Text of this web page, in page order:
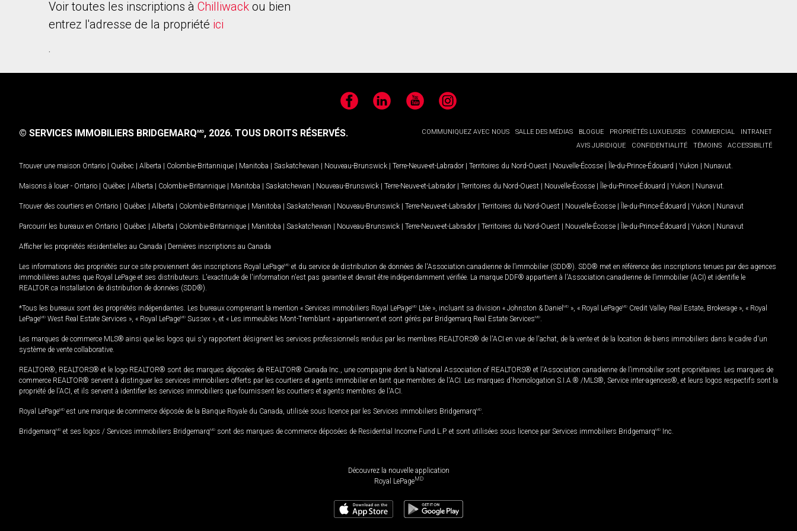
Voir toutes les inscriptions à Chilliwack ou bien
entrez l'adresse de la propriété ici
.
FacebookLinkedIn YouTubeInstagram
COMMUNIQUEZ AVEC NOUS SALLE DES MÉDIAS BLOGUE PROPRIÉTÉS LUXUEUSES COMMERCIAL
INTRANET
AVIS JURIDIQUE
CONFIDENTIALITÉ TÉMOINS ACCESSIBILITÉ
© SERVICES IMMOBILIERS BRIDGEMARQMD, 2026. TOUS DROITS RÉSERVÉS.
Trouver une maison Ontario | Québec | Alberta | Colombie-Britannique | Manitoba | Saskatchewan | Nouveau-Brunswick | Terre-Neuve-et-Labrador | Territoires du Nord-Ouest | Nouvelle-Écosse | Île-du-Prince-Édouard | Yukon | Nunavut
Maisons à louer - Ontario | Québec | Alberta | Colombie-Britannique | Manitoba | Saskatchewan | Nouveau-Brunswick | Terre-Neuve-et-Labrador | Territoires du Nord-Ouest | Nouvelle-Écosse | Île-du-Prince-Édouard | Yukon | Nunavut
Trouver des courtiers en Ontario | Québec | Alberta | Colombie-Britannique | Manitoba | Saskatchewan | Nouveau-Brunswick | Terre-Neuve-et-Labrador | Territoires du Nord-Ouest | Nouvelle-Écosse | Île-du-Prince-Édouard | Yukon | Nunavut
Parcourir les bureaux en Ontario | Québec | Alberta | Colombie-Britannique | Manitoba | Saskatchewan | Nouveau-Brunswick | Terre-Neuve-et-Labrador | Territoires du Nord-Ouest | Nouvelle-Écosse | Île-du-Prince-Édouard | Yukon | Nunavut
Afficher les propriétés résidentielles au Canada | Dernières inscriptions au Canada
Les informations des propriétés sur ce site proviennent des inscriptions Royal LePageMD et du service de distribution de données de l'Association canadienne de l’immobilier (SDD®). SDD® met en référence des inscriptions tenues par des agences
immobilières autres que Royal LePage et ses distributeurs. L'exactitude de l'information n'est pas garantie et devrait être indépendamment vérifiée. La marque DDF® appartient à l'Association canadienne de l’immobilier (ACI) et identifie le
REALTOR.ca Installation de distribution de données (SDD®).
*Tous les bureaux sont des propriétés indépendantes. Les bureaux comprenant la mention « Services immobiliers Royal LePageMD Ltée », incluant sa division « Johnston & Daniel MD », « Royal LePageMD Credit Valley Real Estate, Brokerage », « Royal
LePageMD West Real Estate Services », « Royal LePageMD Sussex », et « Les immeubles Mont-Tremblant » appartiennent et sont gérés par Bridgemarq Real Estate ServicesMD
Les marques de commerce MLS® ainsi que les logos qui s'y rapportent désignent les services professionnels rendus par les membres REALTORS® de l'ACI en vue de l'achat, de la vente et de la location de biens immobiliers dans le cadre d'un
système de vente collaborative.
REALTOR®, REALTORS® et le logo REALTOR® sont des marques déposées de REALTOR® Canada Inc., une compagnie dont la National Association of REALTORS® et l'Association canadienne de l’immobilier sont propriétaires. Les marques de
commerce REALTOR® servent à distinguer les services immobiliers offerts par les courtiers et agents immobilier en tant que membres de l'ACI. Les marques d'homologation S.I.A.® /MLS®, Service inter-agences®, et leurs logos respectifs sont la
propriété de l'ACI, et ils servent à identifier les services immobiliers que fournissent les courtiers et agents membres de l'ACI.
Royal LePageMD est une marque de commerce déposée de la Banque Royale du Canada, utilisée sous licence par les Services immobiliers BridgemarqMD
BridgemarqMD et ses logos / Services immobiliers BridgemarqMD sont des marques de commerce déposées de Residential Income Fund L.P. et sont utilisées sous licence par Services immobiliers BridgemarqMD Inc.
Découvrez la nouvelle application
Royal LePageMD